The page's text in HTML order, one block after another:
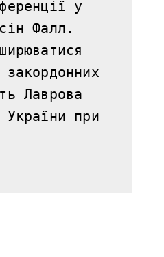
у
Фалл.
Лаврова
України при